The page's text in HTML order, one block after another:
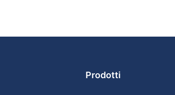
Prodotti